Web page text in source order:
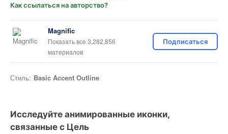
Как ссылаться на авторство?
Magnific
Показать все 3,282,856
материалов
Подписаться
Стиль: Basic Accent Outline
Исследуйте анимированные иконки,
связанные с Цель